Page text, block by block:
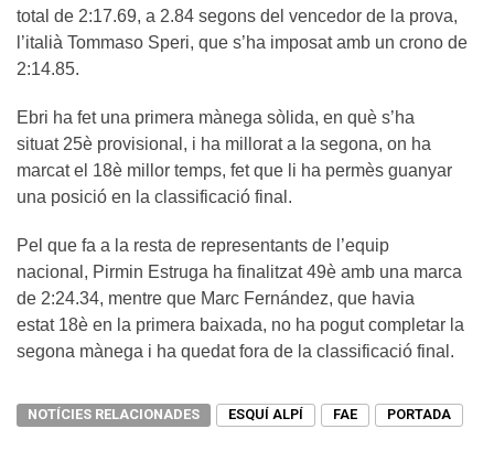
total de 2:17.69, a 2.84 segons del vencedor de la prova,
l’italià Tommaso Speri, que s’ha imposat amb un crono de
2:14.85.
Ebri ha fet una primera mànega sòlida, en què s’ha
situat 25è provisional, i ha millorat a la segona, on ha
marcat el 18è millor temps, fet que li ha permès guanyar
una posició en la classificació final.
Pel que fa a la resta de representants de l’equip
nacional, Pirmin Estruga ha finalitzat 49è amb una marca
de 2:24.34, mentre que Marc Fernández, que havia
estat 18è en la primera baixada, no ha pogut completar la
segona mànega i ha quedat fora de la classificació final.
NOTÍCIES RELACIONADES ESQUÍ ALPÍ FAE PORTADA